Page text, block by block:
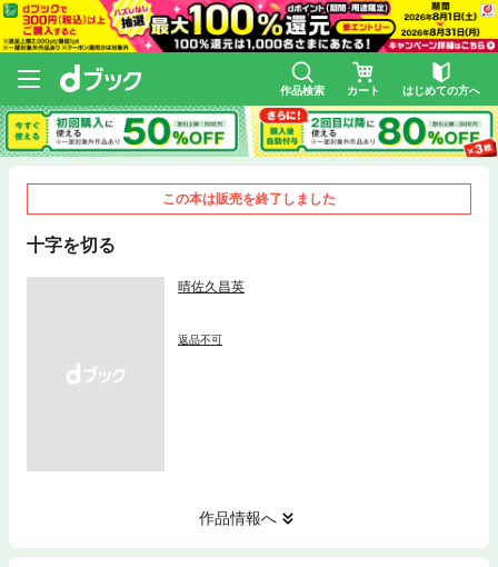
作品検索 カート はじめての方へ
この本は販売を終了しました
十字を切る
晴佐久昌英
返品不可
作品情報へ